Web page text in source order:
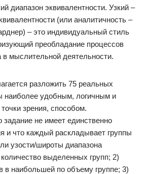
диапазон эквивалентности. Узкий –
(или аналитичность –
– это индивидуальный стиль
преобладание процессов
в мыслительной деятельности.
разложить 75 реальных
наиболее удобным, логичным и
зрения, способом.
задание не имеет единственно
и что каждый раскладывает группы
узости/широты диапазона
выделенных групп; 2)
в наибольшей по объему группе; 3)